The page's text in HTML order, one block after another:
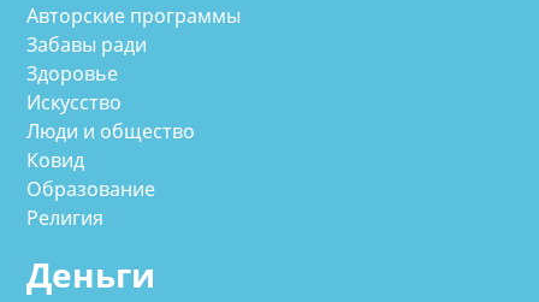
Авторские программы
Забавы ради
Здоровье
Искусство
Люди и общество
Ковид
Образование
Религия
Деньги